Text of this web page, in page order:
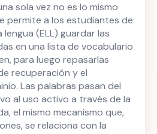
sola vez no es lo mismo
permite a los estudiantes de
(ELL) guardar las
en una lista de vocabulario
para luego repasarlas
recuperación y el
Las palabras pasan del
al uso activo a través de la
el mismo mecanismo que,
se relaciona con la